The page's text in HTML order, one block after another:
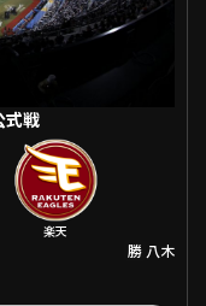
内容…）
式戦
楽天
勝 八木